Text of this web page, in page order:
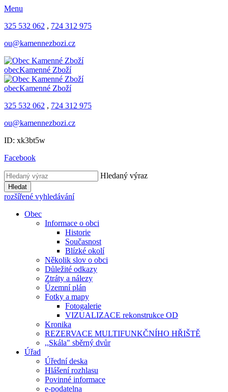
Menu
325 532 062 , 724 312 975
ou@kamennezbozi.cz
obecKamenné Zboží
obecKamenné Zboží
325 532 062 , 724 312 975
ou@kamennezbozi.cz
ID: xk3bt5w
Facebook
Hledaný výraz
Hledat
rozšířené vyhledávání
Obec
Informace o obci
Historie
Současnost
Blízké okolí
Několik slov o obci
Důležité odkazy
Ztráty a nálezy
Územní plán
Fotky a mapy
Fotogalerie
VIZUALIZACE rekonstrukce OD
Kronika
REZERVACE MULTIFUNKČNÍHO HŘIŠTĚ
,,Skála" sběrný dvůr
Úřad
Úřední deska
Hlášení rozhlasu
Povinné informace
e-podatelna